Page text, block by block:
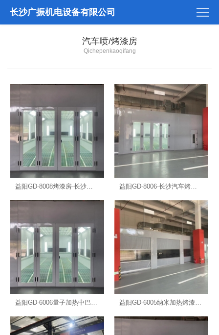
长沙广振机电设备有限公司
汽车喷/烤漆房
Qichepenkaoqifang
益阳GD-6006量子加热中巴房-长沙汽车烤漆房 益阳GD-6005纳米加热烤漆房-长沙汽车烤漆房